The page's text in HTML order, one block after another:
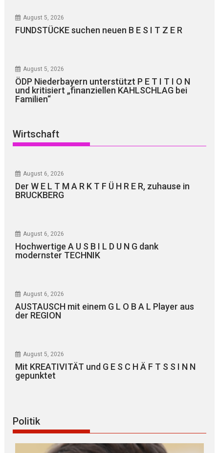
August 5, 2026
FUNDSTÜCKE suchen neuen B E S I T Z E R
August 5, 2026
ÖDP Niederbayern unterstützt P E T I T I O N
und kritisiert „finanziellen KAHLSCHLAG bei
Familien“
Wirtschaft
August 6, 2026
Der W E L T M A R K T F Ü H R E R, zuhause in
BRUCKBERG
August 6, 2026
Hochwertige A U S B I L D U N G dank
modernster TECHNIK
August 6, 2026
AUSTAUSCH mit einem G L O B A L Player aus
der REGION
August 5, 2026
Mit KREATIVITÄT und G E S C H Ä F T S S I N N
gepunktet
Politik